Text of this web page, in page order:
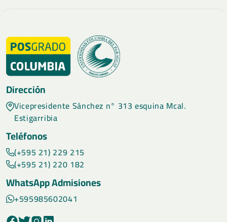
Dirección
Vicepresidente Sánchez n° 313 esquina Mcal.
Estigarribia
Teléfonos
(+595 21) 229 215
(+595 21) 220 182
WhatsApp Admisiones
+595985602041